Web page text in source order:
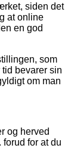
siden det
at online
en god
som
bevarer sin
om man
og herved
for at du